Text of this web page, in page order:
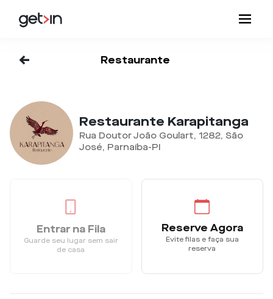
<- Restaurante
Restaurante Karapitanga
Rua Doutor João Goulart, 1282, São
José, Parnaíba-PI
Entrar na Fila
Guarde seu lugar sem sair
de casa
Reserve Agora
Evite filas e faça sua
reserva